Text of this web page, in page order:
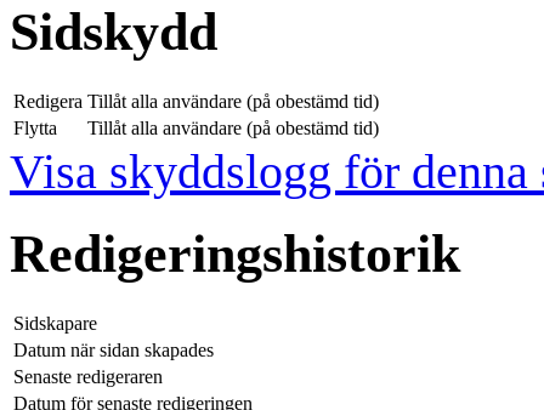
Sidskydd
Redigera Tillåt alla användare (på obestämd tid)
Flytta
Tillåt alla användare (på obestämd tid)
Visa skyddslogg för denna
Redigeringshistorik
Sidskapare
Datum när sidan skapades
Senaste redigeraren
Datum för senaste redigeringen